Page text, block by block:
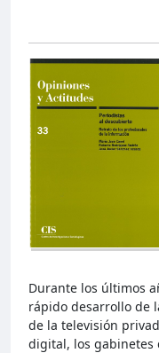
Durante los últimos
rápido desarrollo de
de la televisión
digital, los gabinetes